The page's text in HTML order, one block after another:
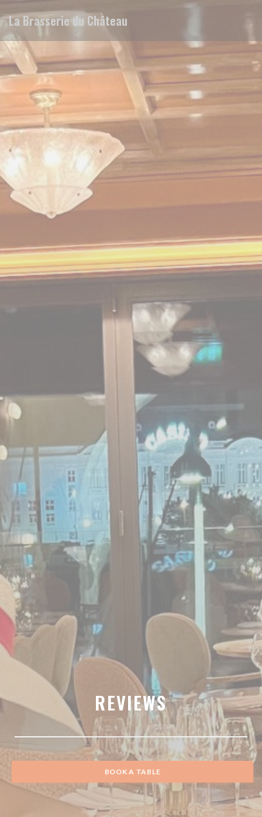
La Brasserie du Château
REVIEWS
BOOK A TABLE